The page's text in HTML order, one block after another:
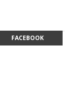
FACEBOOK